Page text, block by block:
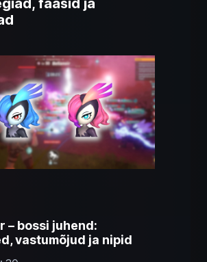
faasid ja
– bossi juhend:
vastumõjud ja nipid